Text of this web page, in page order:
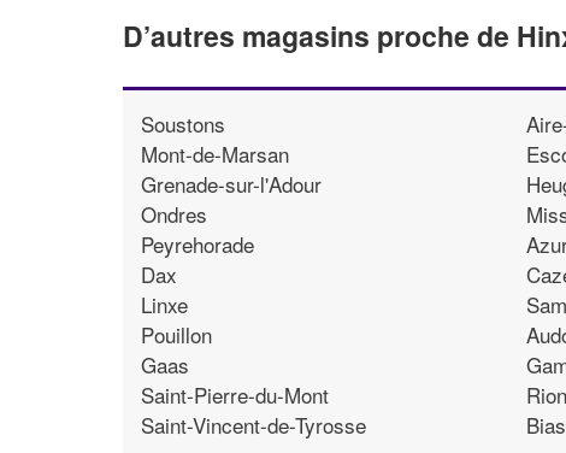
D’autres magasins proche de
Soustons
Mont-de-Marsan
Grenade-sur-l'Adour
Ondres
Peyrehorade
Dax
Linxe
Pouillon
Gaas
Saint-Pierre-du-Mont
Saint-Vincent-de-Tyrosse
Bias